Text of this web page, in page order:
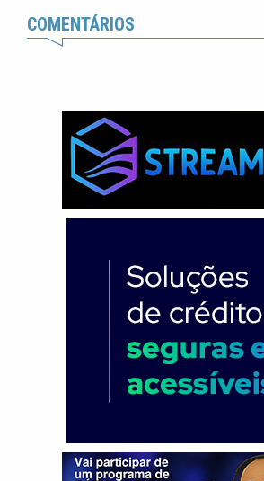
COMENTÁRIOS